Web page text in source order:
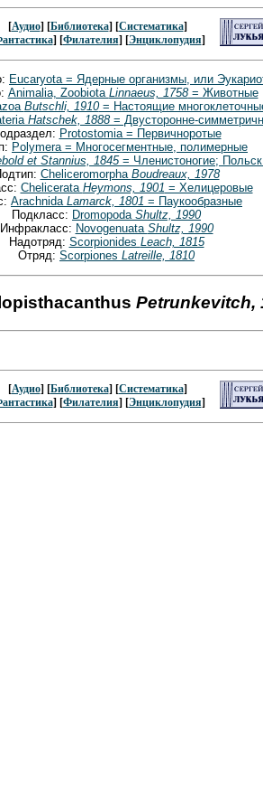
[Аудио] [Библиотека] [Систематика]
] [Филателия] [Энциклопудия]
Eucaryota = Ядерные организмы, или
Animalia, Zoobiota Linnaeus, 1758= Животные
Butschli, 1910= Настоящие
Hatschek, 1888= Двусторонне-
Protostomia = Первичноротые
Polymera = Многосегментные, полимерные
et Stannius, 1845= Членистоногие;
Cheliceromorpha Boudreaux, 1978
Chelicerata Heymons, 1901 = Хелицеровые
Arachnida Lamarck, 1801 = Паукообразные
Подкласс: Dromopoda Shultz, 1990
Инфракласс: Novogenuata Shultz, 1990
Надотряд: Scorpionides Leach, 1815
Отряд: Scorpiones Latreille, 1810
Petrunkevitch,
[Аудио] [Библиотека] [Систематика]
] [Филателия] [Энциклопудия]